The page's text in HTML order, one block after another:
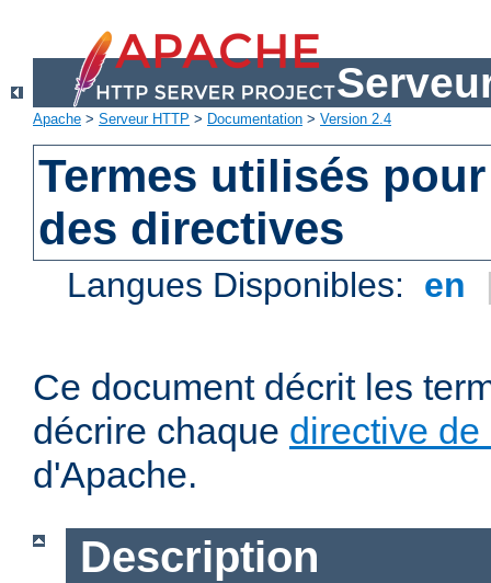
Apache > Serveur HTTP > Documentation > Version 2.4
Termes utilisés
des directives
Langues Disponibles: en
Ce document décrit les
décrire chaque directive
d'Apache.
Description